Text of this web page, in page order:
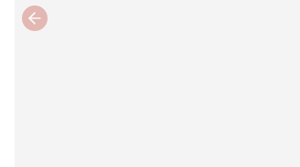
Previous slide